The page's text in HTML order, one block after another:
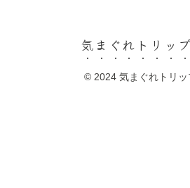
気まぐれトリッ
© 2024 気まぐれトリッ